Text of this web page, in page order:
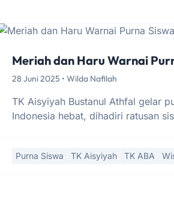
Meriah dan Haru Warnai
28 Juni 2025 • Wilda Nafilah
TK Aisyiyah Bustanul Athfal gelar
Indonesia hebat, dihadiri ratusan
Purna Siswa TK Aisyiyah TK ABA